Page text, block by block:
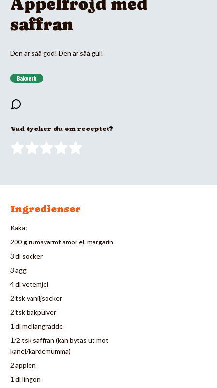
saffran
Den är såå god! Den är såå gul!
Bakverk
Vad tycker du om receptet?
Ingredienser
Kaka:
200 g rumsvarmt smör el. margarin
3 dl socker
3 ägg
4 dl vetemjöl
2 tsk vaniljsocker
2 tsk bakpulver
1 dl mellangrädde
1/2 tsk saffran (kan bytas ut mot
kanel/kardemumma)
2 äpplen
1 dl lingon